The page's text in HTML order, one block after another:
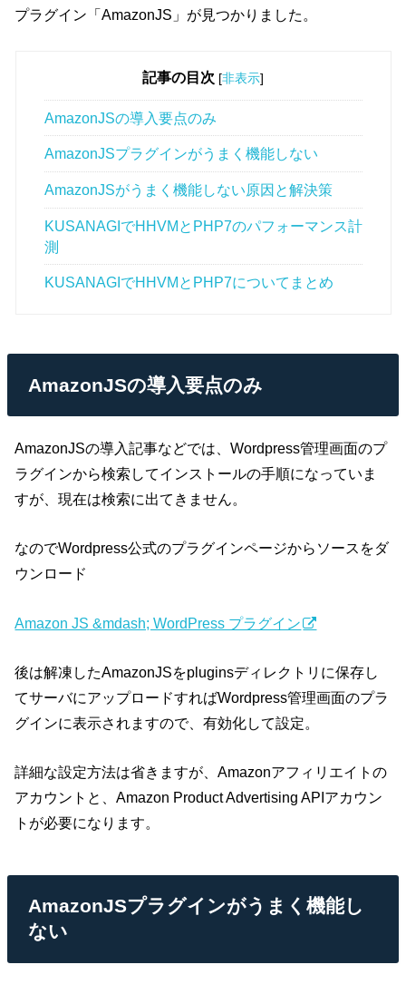
プラグイン「AmazonJS」が見つかりました。
記事の目次 [非表示]
AmazonJSの導入要点のみ
AmazonJSプラグインがうまく機能しない
AmazonJSがうまく機能しない原因と解決策
KUSANAGIでHHVMとPHP7のパフォーマンス計
測
KUSANAGIでHHVMとPHP7についてまとめ
AmazonJSの導入要点のみ
AmazonJSの導入記事などでは、Wordpress管理画面のプ
ラグインから検索してインストールの手順になっていま
すが、現在は検索に出てきません。
なのでWordpress公式のプラグインページからソースをダ
ウンロード
Amazon JS &mdash; WordPress プラグイン
後は解凍したAmazonJSをpluginsディレクトリに保存し
てサーバにアップロードすればWordpress管理画面のプラ
グインに表示されますので、有効化して設定。
詳細な設定方法は省きますが、Amazonアフィリエイトの
アカウントと、Amazon Product Advertising APIアカウン
トが必要になります。
AmazonJSプラグインがうまく機能し
ない